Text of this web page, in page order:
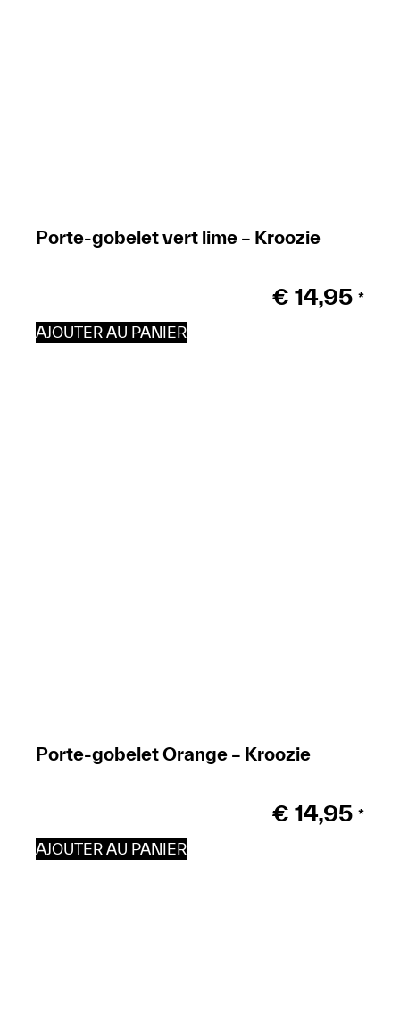
Porte-gobelet vert lime – Kroozie
€ 14,95 *
AJOUTER AU PANIER
Porte-gobelet Orange – Kroozie
€ 14,95 *
AJOUTER AU PANIER